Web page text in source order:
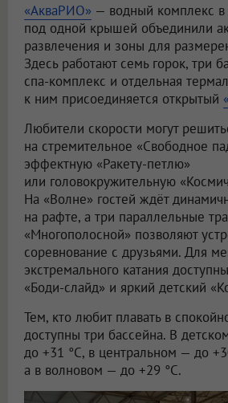
«АкваРИО» — водный комплекс в
под одной крышей объединили
развлечения и зоны для
Здесь работают семь горок, три
спа-комплекс и отдельная
к ним присоединяется открытый
Любители скорости могут
на стремительное «Свободное
эффектную «Ракету-петлю»
или головокружительную
На «Волне» гостей ждёт
на рафте, а три параллельные
«Многополосной» позволяют
соревнование с друзьями. Для
экстремального катания
«Боди-слайд» и яркий детский
Тем, кто любит плавать в
доступны три бассейна. В
до +31 °C, в центральном — до
а в волновом — до +29 °C.